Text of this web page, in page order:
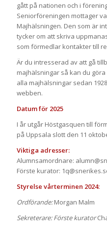
gått på nationen och i
Seniorföreningen mottager
Majhälsningen. Den som är
tycker om att skriva
som förmedlar kontakter till
Är du intresserad av att gå
majhälsningar så kan du
alla majhälsningar sedan
webben.
Datum för 2025
I år utgår Höstgasquen till
på Uppsala slott den 11
Viktiga adresser:
Alumnsamordnare:
Förste kurator:
Styrelse vårterminen 2024:
Ordförande:Morgan Malm
Sekreterare: Förste kurator